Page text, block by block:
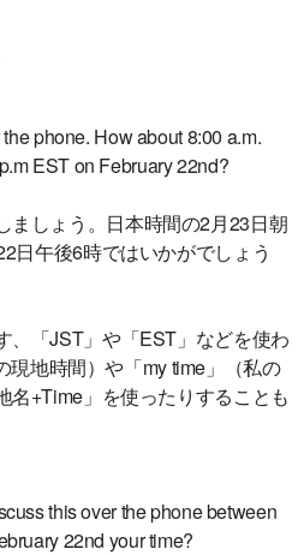
phone. How about 8:00 a.m.
EST on February 22nd?
ましょう。日本時間の2月23日朝
日午後6時ではいかがでしょう
「JST」や「EST」などを使わ
現地時間）や「my time」（私の
名+Time」を使ったりすることも
this over the phone between
22nd your time?